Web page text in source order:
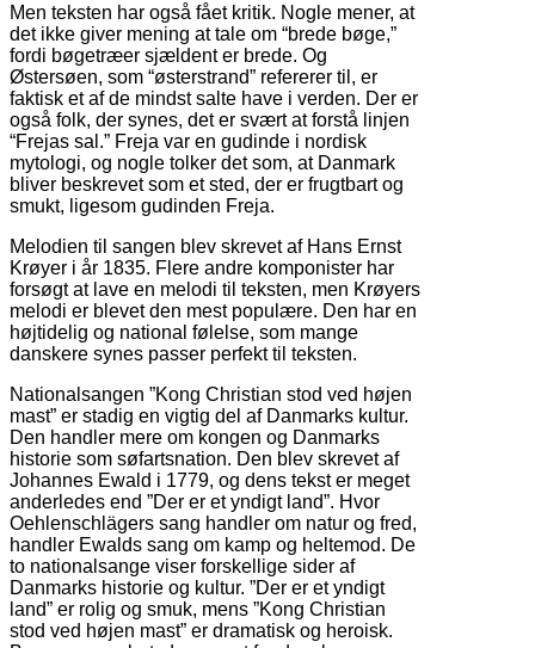
Men teksten har også fået kritik. Nogle mener, at
det ikke giver mening at tale om “brede bøge,”
fordi bøgetræer sjældent er brede. Og
Østersøen, som “østerstrand” refererer til, er
faktisk et af de mindst salte have i verden. Der er
også folk, der synes, det er svært at forstå linjen
“Frejas sal.” Freja var en gudinde i nordisk
mytologi, og nogle tolker det som, at Danmark
bliver beskrevet som et sted, der er frugtbart og
smukt, ligesom gudinden Freja.
Melodien til sangen blev skrevet af Hans Ernst
Krøyer i år 1835. Flere andre komponister har
forsøgt at lave en melodi til teksten, men Krøyers
melodi er blevet den mest populære. Den har en
højtidelig og national følelse, som mange
danskere synes passer perfekt til teksten.
Nationalsangen ”Kong Christian stod ved højen
mast” er stadig en vigtig del af Danmarks kultur.
Den handler mere om kongen og Danmarks
historie som søfartsnation. Den blev skrevet af
Johannes Ewald i 1779, og dens tekst er meget
anderledes end ”Der er et yndigt land”. Hvor
Oehlenschlägers sang handler om natur og fred,
handler Ewalds sang om kamp og heltemod. De
to nationalsange viser forskellige sider af
Danmarks historie og kultur. ”Der er et yndigt
land” er rolig og smuk, mens ”Kong Christian
stod ved højen mast” er dramatisk og heroisk.